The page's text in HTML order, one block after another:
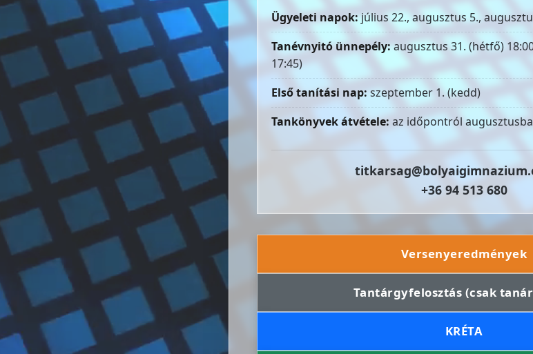
Ügyeleti napok:július 22., augusztus 5.,
Tanévnyitó ünnepély:augusztus 31. (hétfő)
17:45)
Első tanítási nap: szeptember 1. (kedd)
Tankönyvek átvétele: az időpontról
+36 94 513 680
Versenyeredmények
Tantárgyfelosztás (csak
KRÉTA